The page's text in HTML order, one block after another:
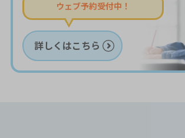
ウェブ予約受付中！
詳しくはこちら